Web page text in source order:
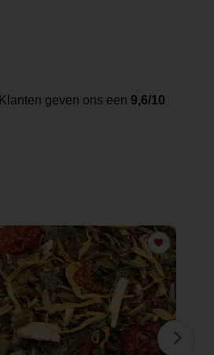
Klanten geven ons een 9,6/10